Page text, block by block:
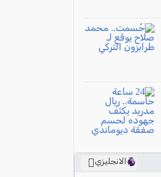
الانجليزي